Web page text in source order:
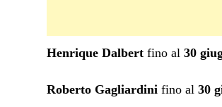
Henrique Dalbertfino al 30
Roberto Gagliardinifino al 30